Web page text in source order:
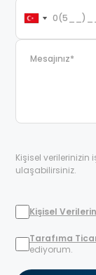
Kişisel
ulaşabilirsiniz.
Kişisel
Tarafıma
ediyorum.